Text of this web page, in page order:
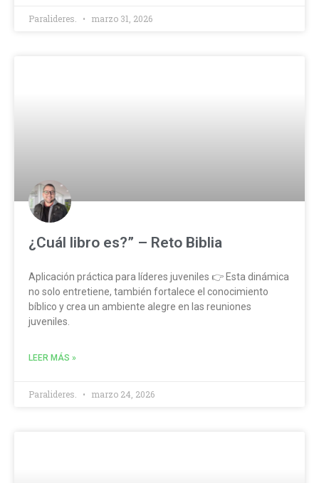
Paralideres. marzo 31, 2026
¿Cuál libro es?” – Reto Biblia
Aplicación práctica para líderes juveniles 👉 Esta dinámica
no solo entretiene, también fortalece el conocimiento
bíblico y crea un ambiente alegre en las reuniones
juveniles.
LEER MÁS »
Paralideres. marzo 24, 2026